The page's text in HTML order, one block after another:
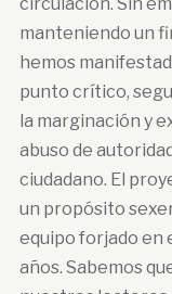
manteniendo un
hemos
punto crítico,
la marginación y
abuso de
ciudadano. El
un propósito
equipo forjado en
años. Sabemos